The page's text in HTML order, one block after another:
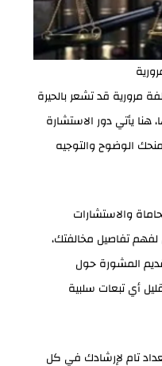
مرورية قد تشعر بالحيرة
هنا يأتي دور الاستشارة
الوضوح والتوجيه
والاستشارات
لفهم تفاصيل مخالفتك،
المشورة حول
أي تبعات سلبية
تام لإرشادك في كل